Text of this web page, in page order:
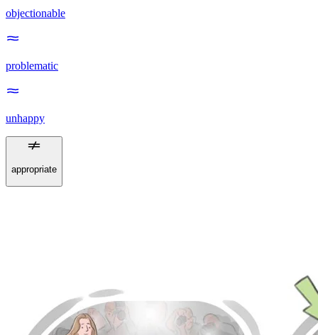
objectionable
problematic
unhappy
appropriate